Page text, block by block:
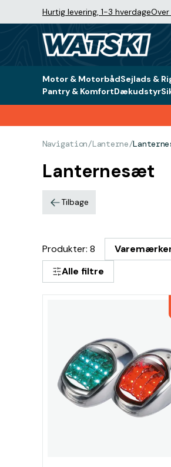
Hurtig levering, 1-3 hverdage
Motor & MotorbådSejlads &
Pantry & KomfortDækudstyr
Navigation/Lanterne/
Lanternesæt
Tilbage
Produkter: 8
Alle filtre